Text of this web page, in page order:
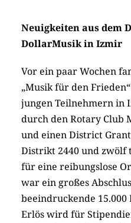
Neuigkeiten aus dem
DollarMusik in Izmir
Vor ein paar Wochen
„Musik für den
jungen Teilnehmern in
durch den Rotary Club
und einen District
Distrikt 2440 und zwölf
für eine reibungslose
war ein großes
beeindruckende
Erlös wird für